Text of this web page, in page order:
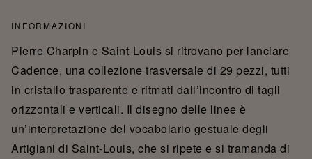
INFORMAZIONI
Pierre Charpin e Saint-Louis si ritrovano per lanciare
Cadence, una collezione trasversale di 29 pezzi, tutti
in cristallo trasparente e ritmati dall’incontro di tagli
orizzontali e verticali. Il disegno delle linee è
un’interpretazione del vocabolario gestuale degli
Artigiani di Saint-Louis, che si ripete e si tramanda di